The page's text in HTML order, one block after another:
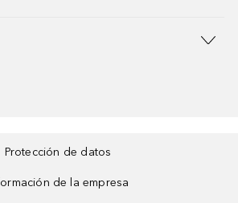
Protección de datos
de la empresa